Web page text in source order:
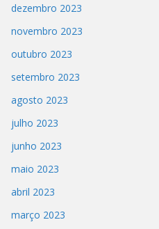
dezembro 2023
novembro 2023
outubro 2023
setembro 2023
agosto 2023
julho 2023
junho 2023
maio 2023
abril 2023
março 2023